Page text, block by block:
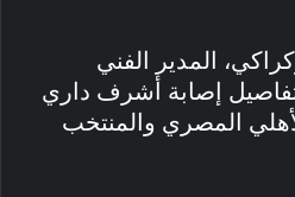
المدير الفني
إصابة أشرف داري
المصري والمنتخب